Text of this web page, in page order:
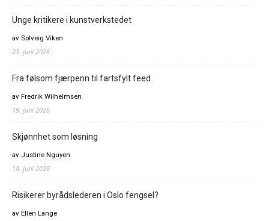
Unge kritikere i kunstverkstedet
av Solveig Viken
23. juni 2026
Fra følsom fjærpenn til fartsfylt feed
av Fredrik Wilhelmsen
19. juni 2026
Skjønnhet som løsning
av Justine Nguyen
18. juni 2026
Risikerer byrådslederen i Oslo fengsel?
av Ellen Lange